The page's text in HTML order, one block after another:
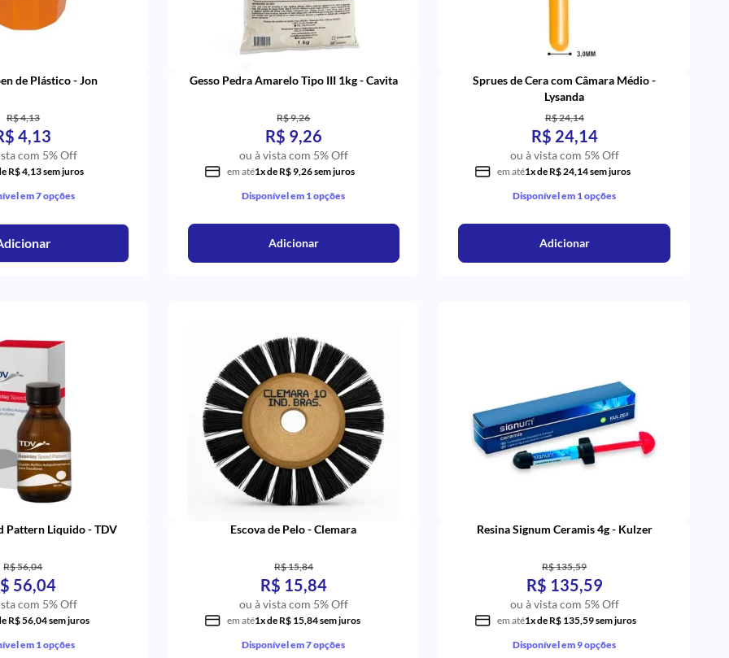
de Plástico - Jon
R$ 4,13
4,13
com 5% Off
R$ 4,13 sem juros
em 7 opções
Gesso Pedra Amarelo Tipo III 1kg - Cavita
R$ 9,26
R$ 9,26
ou à vista com 5% Off
em até1x de R$ 9,26 sem juros
Disponível em 1 opções
Adicionar
Sprues de Cera com Câmara Médio -
Lysanda
R$ 24,14
R$ 24,14
ou à vista com 5% Off
em até1x de R$ 24,14 sem juros
Disponível em 1 opções
Adicionar
Pattern Liquido - TDV
R$ 56,04
56,04
com 5% Off
R$ 56,04 sem juros
em 1 opções
Escova de Pelo - Clemara
R$ 15,84
R$ 15,84
ou à vista com 5% Off
em até1x de R$ 15,84 sem juros
Disponível em 7 opções
Resina Signum Ceramis 4g - Kulzer
R$ 135,59
R$ 135,59
ou à vista com 5% Off
em até1x de R$ 135,59 sem juros
Disponível em 9 opções